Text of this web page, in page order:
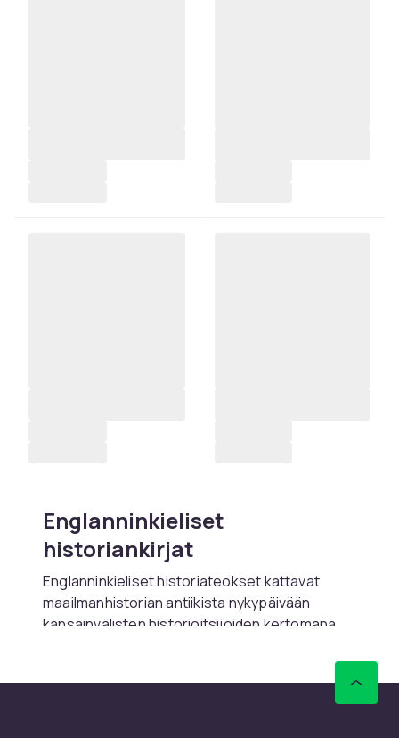
Englanninkieliset
historiankirjat
Englanninkieliset historiateokset kattavat
maailmanhistorian antiikista nykypäivään
kansainvälisten historioitsijoiden kertomana.